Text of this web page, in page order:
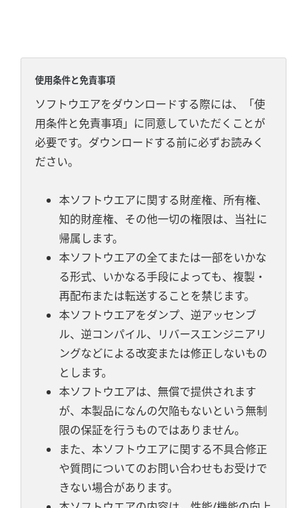
使用条件と免責事項
ソフトウエアをダウンロードする際には、「使
用条件と免責事項」に同意していただくことが
必要です。ダウンロードする前に必ずお読みく
ださい。
本ソフトウエアに関する財産権、所有権、
知的財産権、その他一切の権限は、当社に
帰属します。
本ソフトウエアの全てまたは一部をいかな
る形式、いかなる手段によっても、複製・
再配布または転送することを禁じます。
本ソフトウエアをダンプ、逆アッセンブ
ル、逆コンパイル、リバースエンジニアリ
ングなどによる改変または修正しないもの
とします。
本ソフトウエアは、無償で提供されます
が、本製品になんの欠陥もないという無制
限の保証を行うものではありません。
また、本ソフトウエアに関する不具合修正
や質問についてのお問い合わせもお受けで
きない場合があります。